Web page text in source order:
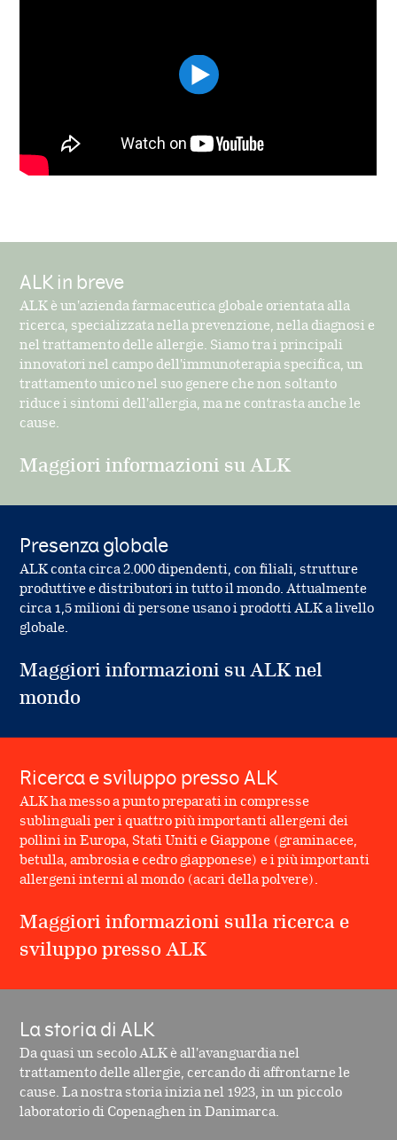
ALK in breve
ALK è un'azienda farmaceutica globale orientata alla
ricerca, specializzata nella prevenzione, nella diagnosi e
nel trattamento delle allergie. Siamo tra i principali
innovatori nel campo dell'immunoterapia specifica, un
trattamento unico nel suo genere che non soltanto
riduce i sintomi dell'allergia, ma ne contrasta anche le
cause.
Maggiori informazioni su ALK
Presenza globale
ALK conta circa 2.000 dipendenti, con filiali, strutture
produttive e distributori in tutto il mondo. Attualmente
circa 1,5 milioni di persone usano i prodotti ALK a livello
globale.
Maggiori informazioni su ALK nel
mondo
Ricerca e sviluppo presso ALK
ALK ha messo a punto preparati in compresse
sublinguali per i quattro più importanti allergeni dei
pollini in Europa, Stati Uniti e Giappone (graminacee,
betulla, ambrosia e cedro giapponese) e i più importanti
allergeni interni al mondo (acari della polvere).
Maggiori informazioni sulla ricerca e
sviluppo presso ALK
La storia di ALK
Da quasi un secolo ALK è all'avanguardia nel
trattamento delle allergie, cercando di affrontarne le
cause. La nostra storia inizia nel 1923, in un piccolo
laboratorio di Copenaghen in Danimarca.